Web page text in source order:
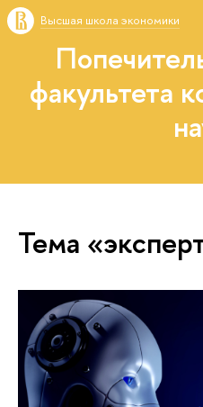
Высшая школа экономики
факультета
Тема